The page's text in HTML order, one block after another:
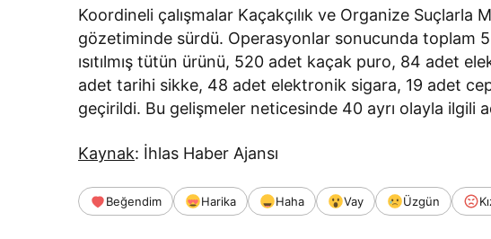
Koordineli çalışmalar Kaçakçılık ve Organize Suçlarla
gözetiminde sürdü. Operasyonlar sonucunda toplam
ısıtılmış tütün ürünü, 520 adet kaçak puro, 84 adet
adet tarihi sikke, 48 adet elektronik sigara, 19 adet
geçirildi. Bu gelişmeler neticesinde 40 ayrı olayla ilgili
Kaynak: İhlas Haber Ajansı
Beğendim Harika Haha Vay Üzgün